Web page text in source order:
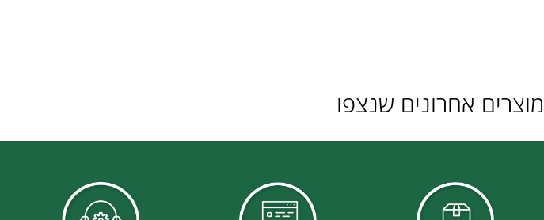
אחרונים שנצפו